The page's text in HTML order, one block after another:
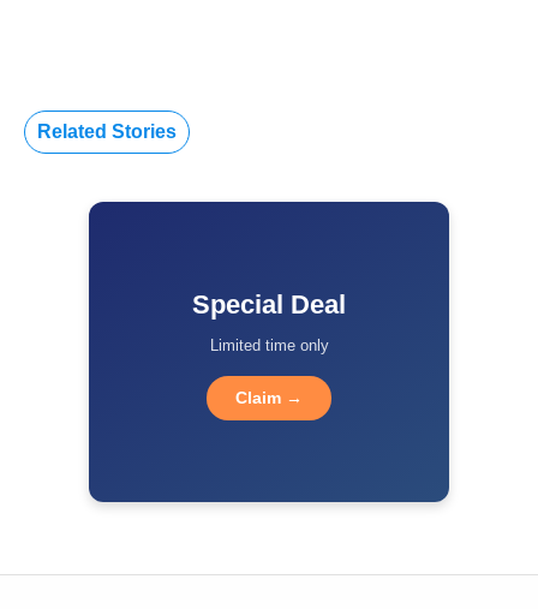
Related Stories
Special Deal
Limited time only
Claim →